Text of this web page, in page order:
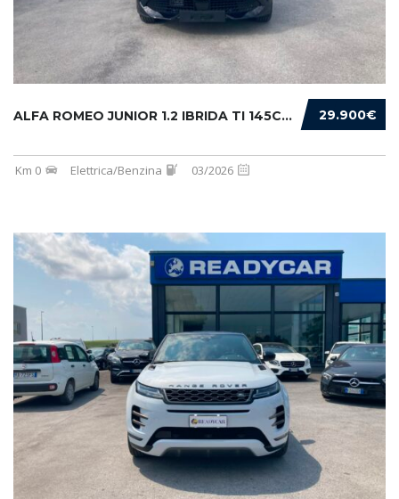
29.900€
ALFA ROMEO JUNIOR 1.2 IBRIDA TI 145CV EDCT6
Km 0 Elettrica/Benzina 03/2026